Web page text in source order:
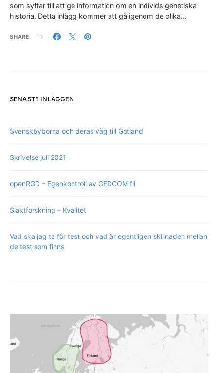
som syftar till att ge information om en individs genetiska
historia. Detta inlägg kommer att gå igenom de olika…
SHARE
SENASTE INLÄGGEN
Svenskbyborna och deras väg till Gotland
Skrivelse juli 2021
openRGD – Egenkontroll av GEDCOM fil
Släktforskning – Kvalitet
Vad ska jag ta för test och vad är egentligen skillnaden mellan
de test som finns